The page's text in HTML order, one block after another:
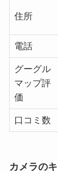
住所
電話
グーグル
マップ評
価
口コミ数
カメラの